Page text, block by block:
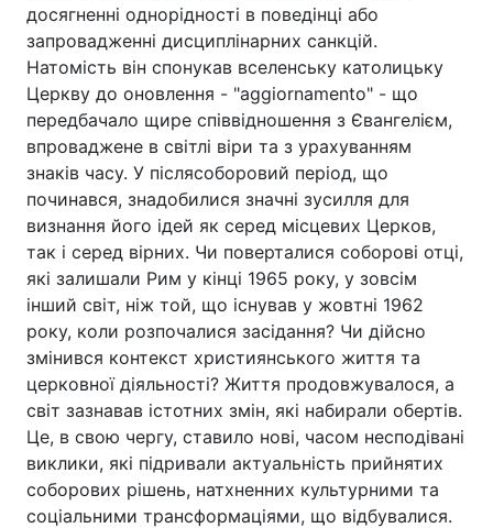
досягненні однорідності в поведінці або
запровадженні дисциплінарних санкцій.
Натомість він спонукав вселенську католицьку
Церкву до оновлення - "aggiornamento" - що
передбачало щире співвідношення з Євангелієм,
впроваджене в світлі віри та з урахуванням
знаків часу. У післясоборовий період, що
починався, знадобилися значні зусилля для
визнання його ідей як серед місцевих Церков,
так і серед вірних. Чи поверталися соборові отці,
які залишали Рим у кінці 1965 року, у зовсім
інший світ, ніж той, що існував у жовтні 1962
року, коли розпочалися засідання? Чи дійсно
змінився контекст християнського життя та
церковної діяльності? Життя продовжувалося, а
світ зазнавав істотних змін, які набирали обертів.
Це, в свою чергу, ставило нові, часом несподівані
виклики, які підривали актуальність прийнятих
соборових рішень, натхненних культурними та
соціальними трансформаціями, що відбувалися.